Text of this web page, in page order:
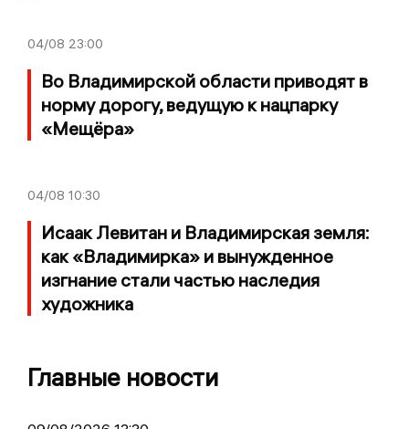
04/08 23:00
Во Владимирской области приводят в
норму дорогу, ведущую к нацпарку
«Мещёра»
04/08 10:30
Исаак Левитан и Владимирская земля:
как «Владимирка» и вынужденное
изгнание стали частью наследия
художника
Главные новости